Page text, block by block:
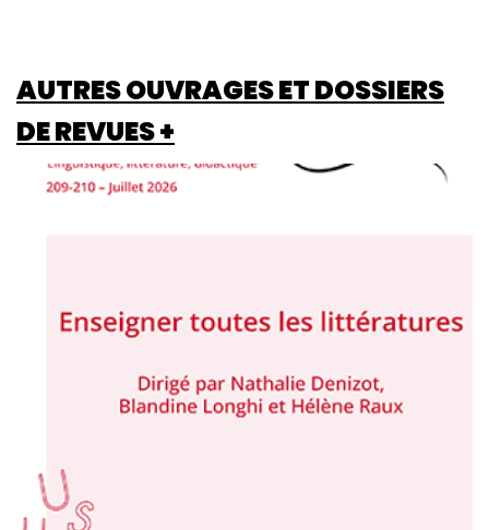
AUTRES OUVRAGES ET DOSSIERS
DE REVUES +